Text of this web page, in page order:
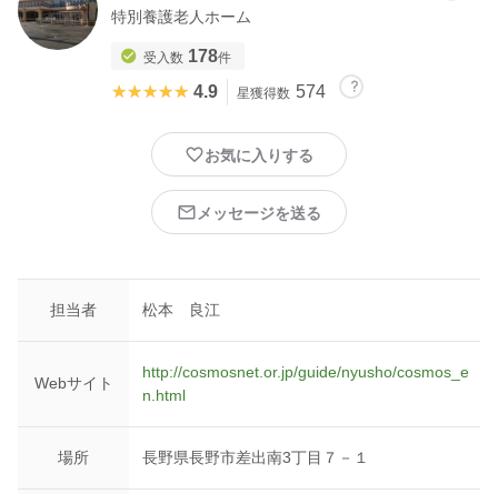
特別養護老人ホーム
受入数 178件
★★★★★
★★★★★ 4.9 星獲得数 574
お気に入りする
メッセージを送る
担当者 松本 良江
Webサイト
http://cosmosnet.or.jp/guide/nyusho/cosmos_e
n.html
場所 長野県長野市差出南3丁目７－１